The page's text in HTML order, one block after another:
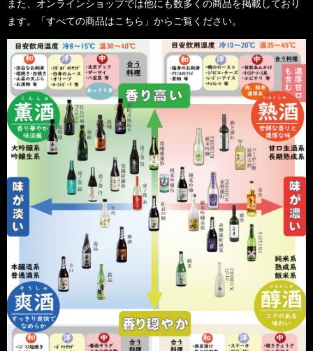
また、オンラインショップでは他にも数多くの商品を掲載しており
ます。「すべての商品はこちら」からご覧ください。